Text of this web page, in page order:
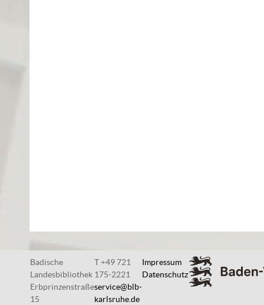
Badische
Landesbibliothek
Erbprinzenstraße
15
T +49 721
175-2221
service@blb-
karlsruhe.de
Impressum
Datenschutz